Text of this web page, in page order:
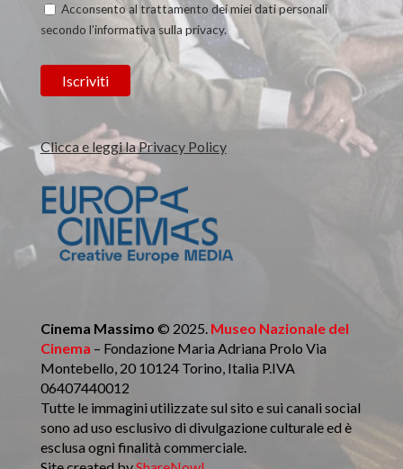
Acconsento al trattamento dei miei dati personali
secondo l’informativa sulla privacy.
Clicca e leggi la Privacy Policy
Cinema Massimo © 2025. Museo Nazionale del
Cinema – Fondazione Maria Adriana Prolo Via
Montebello, 20 10124 Torino, Italia P.IVA
06407440012
Tutte le immagini utilizzate sul sito e sui canali social
sono ad uso esclusivo di divulgazione culturale ed è
esclusa ogni finalità commerciale.